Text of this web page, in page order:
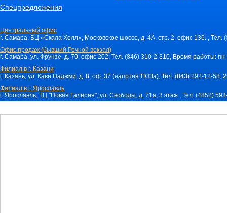
Спецпредложения
Центральный офис
г. Самара, БЦ «Скала Холл», Московское шоссе, д. 4А, стр. 2, офис 136. ,
Офис продаж (бывший Речной вокзал)
г. Самара, ул. Фрунзе, д. 70, офис 202, Тел. (846) 310-2-310, Время работы:
Филиал в г. Казани
г. Казань, ул. Кави Наджми, д. 8, оф. 37 (напртив ТЮЗа), Тел. (843) 292-12-
Филиал в г. Ярославль
г. Ярославль, ТЦ "Новая Галерея", ул. Свободы, д. 71a, 3 этаж , Тел. (4852)